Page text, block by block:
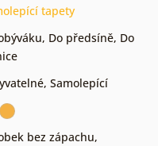
tapety
, Do předsíně, Do
, Samolepící
bez zápachu,